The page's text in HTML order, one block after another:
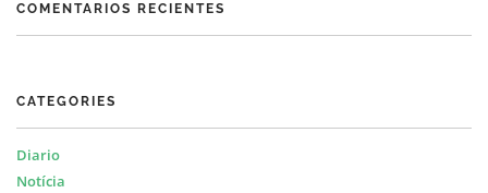
COMENTARIOS RECIENTES
CATEGORIES
Diario
Notícia